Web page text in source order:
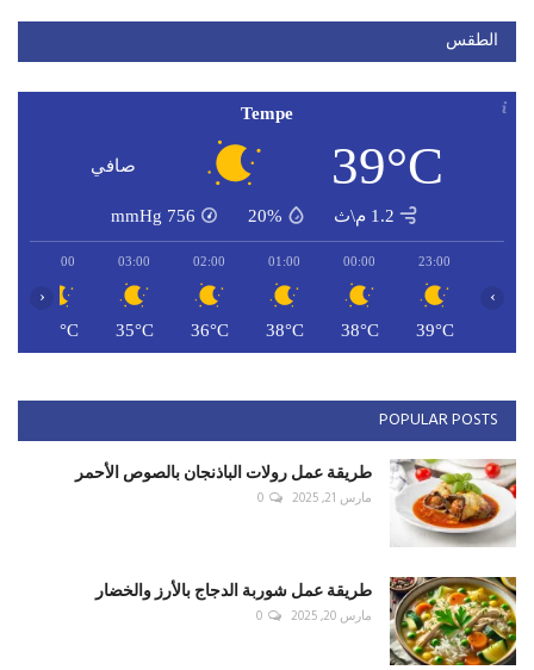
الطقس
Tempe
39°C صافي
1.2 م\ث 20%
756
mmHg
23:00
39°C
00:00
38°C
01:00
38°C
02:00
36°C
03:00
35°C
04:00
35°C
‹ ›
POPULAR POSTS
طريقة عمل رولات الباذنجان بالصوص الأحمر
مارس 21, 2025 0
طريقة عمل شوربة الدجاج بالأرز والخضار
مارس 20, 2025 0